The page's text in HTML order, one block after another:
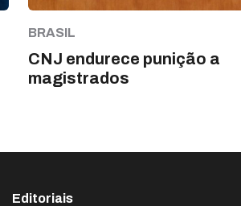
BRASIL
CNJ endurece punição a
magistrados
Editoriais